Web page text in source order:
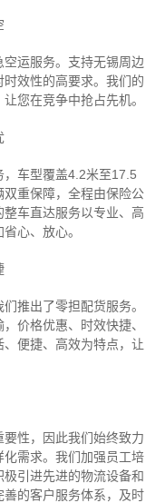
运服务。支持无锡周边
效性的高要求。我们的
您在竞争中抢占先机。
车型覆盖4.2米至17.5
重保障，全程由保险公
车直达服务以专业、高
心、放心。
推出了零担配货服务。
价格优惠、时效快捷、
便捷、高效为特点，让
性，因此我们始终致力
需求。我们加强员工培
引进先进的物流设备和
的客户服务体系，及时